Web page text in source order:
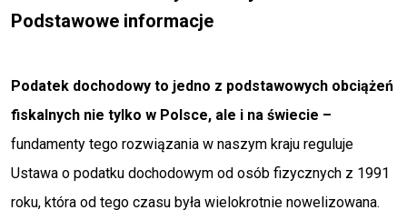
Podstawowe informacje
Podatek dochodowy to jedno z podstawowych obciążeń
fiskalnych nie tylko w Polsce, ale i na świecie –
fundamenty tego rozwiązania w naszym kraju reguluje
Ustawa o podatku dochodowym od osób fizycznych z 1991
roku, która od tego czasu była wielokrotnie nowelizowana.